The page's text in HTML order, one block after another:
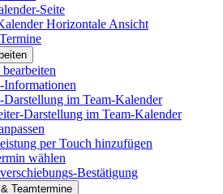
Seite
Horizontale Ansicht
Informationen
Darstellung im Team-Kalender
Darstellung im Team-Kalender
per Touch hinzufügen
wählen
Bestätigung
Teamtermine